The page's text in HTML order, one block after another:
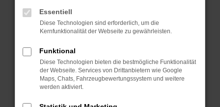
können das Laden bestimmter Seiten
verhindern. Funktioniert die Seite in einem
anderen Browser oder in einem privaten
Starte dein Gerät neu.
Das kann manchmal helfen, vorübergehende
Probleme zu beheben.
Essentiell
Diese Technologien sind erforderlich, um die
Kernfunktionalität der Webseite zu gewährleisten.
Funktional
Diese Technologien bieten die bestmögliche Funktionalität
der Webseite. Services von Drittanbietern wie Google
Maps, Chats, Fahrzeugbewertungssystem und weitere
werden aktiviert.